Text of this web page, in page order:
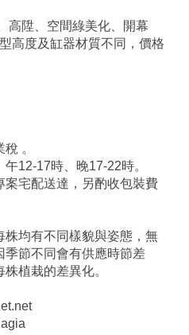
高陞、空間綠美化、開幕
高度及缸器材質不同，價格
。
12-17時、晚17-22時。
宅配送達，另酌收包裝費
均有不同樣貌與姿態，無
季節不同會有供應時節差
植栽的差異化。